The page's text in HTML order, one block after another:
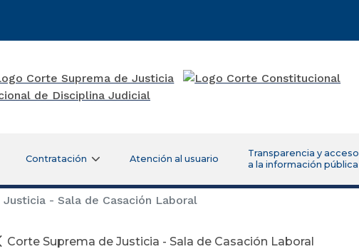
Contratación Atención al usuario
Transparencia y acceso
a la información pública
- Sala de Casación Laboral
Corte Suprema de Justicia - Sala de Casación Laboral